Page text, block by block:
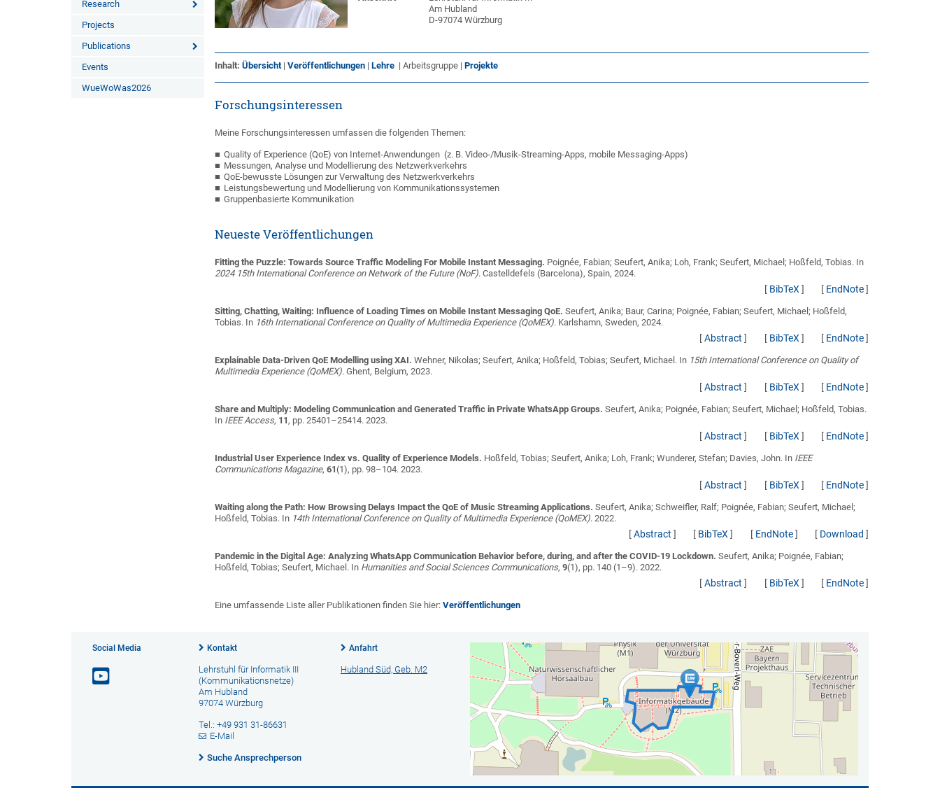
Research
Projects
Publications
Events
WueWoWas2026
Am Hubland
D-97074 Würzburg
Inhalt: Übersicht|Veröffentlichungen |Lehre | Arbeitsgruppe |Projekte
Forschungsinteressen
Meine Forschungsinteressen umfassen die folgenden Themen:
Quality of Experience (QoE) von Internet-Anwendungen (z. B. Video-/Musik-Streaming-Apps, mobile Messaging-Apps)
Messungen, Analyse und Modellierung des Netzwerkverkehrs
QoE-bewusste Lösungen zur Verwaltung des Netzwerkverkehrs
Leistungsbewertung und Modellierung von Kommunikationssystemen
Gruppenbasierte Kommunikation
Neueste Veröffentlichungen
Fitting the Puzzle: Towards Source Traffic Modeling For Mobile Instant Messaging. Poignée, Fabian; Seufert, Anika; Loh, Frank; Seufert, Michael; Hoßfeld, Tobias. In
2024 15th International Conference on Network of the Future (NoF). Castelldefels (Barcelona), Spain, 2024.
[ BibTeX ] [ EndNote]
Sitting, Chatting, Waiting: Influence of Loading Times on Mobile Instant Messaging QoE. Seufert, Anika; Baur, Carina; Poignée, Fabian; Seufert, Michael; Hoßfeld,
Tobias. In 16th International Conference on Quality of Multimedia Experience (QoMEX). Karlshamn, Sweden, 2024.
[Abstract ] [ BibTeX ] [ EndNote]
Explainable Data-Driven QoE Modelling using XAI. Wehner, Nikolas; Seufert, Anika; Hoßfeld, Tobias; Seufert, Michael . In 15th International Conference on Quality of
Multimedia Experience (QoMEX). Ghent, Belgium, 2023.
[Abstract ] [ BibTeX ] [ EndNote]
Share and Multiply: Modeling Communication and Generated Traffic in Private WhatsApp Groups. Seufert, Anika; Poignée, Fabian; Seufert, Michael; Hoßfeld, Tobias.
In IEEE Access, 11, pp. 25401–25414. 2023.
[Abstract ] [ BibTeX ] [ EndNote]
Industrial User Experience Index vs. Quality of Experience Models. Hoßfeld, Tobias; Seufert, Anika; Loh, Frank; Wunderer, Stefan; Davies, John. In IEEE
Communications Magazine,61 (1), pp. 98–104. 2023.
[Abstract ] [ BibTeX ] [ EndNote]
Waiting along the Path: How Browsing Delays Impact the QoE of Music Streaming Applications. Seufert, Anika; Schweifler, Ralf; Poignée, Fabian; Seufert, Michael;
Hoßfeld, Tobias. In 14th International Conference on Quality of Multimedia Experience (QoMEX). 2022.
[Abstract ] [ BibTeX ] [ EndNote] [ Download ]
Pandemic in the Digital Age: Analyzing WhatsApp Communication Behavior before, during, and after the COVID-19 Lockdown. Seufert, Anika; Poignée, Fabian;
Hoßfeld, Tobias; Seufert, Michael . In Humanities and Social Sciences Communications,9(1), pp. 140 (1–9). 2022.
[Abstract ] [ BibTeX ] [ EndNote]
Eine umfassende Liste aller Publikationen finden Sie hier:Veröffentlichungen
Social Media Kontakt
Lehrstuhl für Informatik III
(Kommunikationsnetze)
Am Hubland
97074 Würzburg
Tel.: +49 931 31-86631
E-Mail
Suche Ansprechperson
Anfahrt
Hubland Süd, Geb. M2